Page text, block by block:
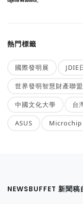
熱門標籤
國際發明展 JDIE
世界發明智慧財產聯
中國文化大學 台
ASUS Microchip
NEWSBUFFET 新聞稿